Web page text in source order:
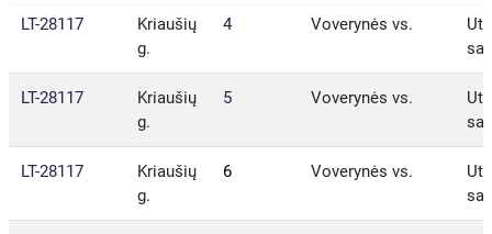
LT-28117
Kriaušių
g.
4 Voverynės vs.
LT-28117
Kriaušių
g.
5 Voverynės vs.
LT-28117
Kriaušių
g.
6 Voverynės vs.